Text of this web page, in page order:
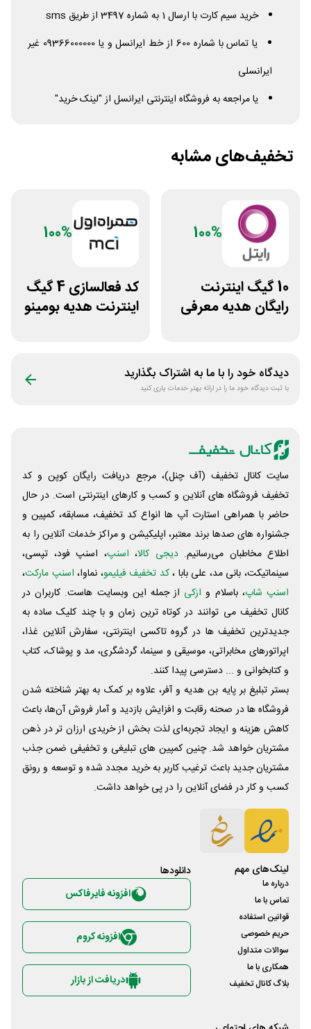
خرید سیم کارت با ارسال 1 به شماره 3497 از طریق
sms
یا تماس با شماره 600 از خط ایرانسل و یا 09366000000 غیر
ایرانسلی
یا مراجعه به فروشگاه اینترنتی ایرانسل از "لینک خرید"
تخفیف‌های مشابه
100%
10 گیگ اینترنت
رایگان هدیه معرفی
100%
کد فعالسازی 4 گیگ
اینترنت هدیه بومینو
دیدگاه خود را با ما به اشتراک بگذارید
با ثبت دیدگاه خود ما را در ارائه بهتر خدمات یاری کنید
سایت کانال تخفیف (آف چنل)، مرجع دریافت رایگان کوپن و کد
تخفیف فروشگاه های آنلاین و کسب و‌ کارهای اینترنتی است. در حال
حاضر با همراهی استارت آپ ها انواع کد تخفیف، مسابقه، کمپین و
جشنواره های صدها برند معتبر، اپلیکیشن و مراکز خدمات آنلاین را به
اطلاع مخاطبان می‌رسانیم. دیجی کالا، اسنپ، اسنپ فود، تپسی،
سینماتیکت، بانی مد، علی‌ بابا ،کد تخفیف فیلیمو، نماوا، اسنپ مارکت،
اسنپ شاپ، باسلام و ازکی از جمله این وبسایت ‌هاست. کاربران در
کانال تخفیف می توانند در کوتاه ترین زمان و با چند کلیک ساده به
جدیدترین تخفیف ها در گروه تاکسی اینترنتی، سفارش آنلاین غذا،
اپراتورهای مخابراتی، موسیقی و سینما، گردشگری، مد و پوشاک، کتاب
و کتابخوانی و ... دسترسی پیدا کنند.
بستر تبلیغ بر پایه بن هدیه و آفر، علاوه بر کمک به بهتر شناخته شدن
فروشگاه ها در صحنه رقابت و افزایش بازدید و آمار فروش آن‌ها، باعث
کاهش هزینه و ایجاد تجربه‌ای لذت بخش از خریدی ارزان تر در ذهن
مشتریان خواهد شد. چنین کمپین های تبلیغی و تخفیفی ضمن جذب
مشتریان جدید باعث ترغیب کاربر به خرید مجدد شده و توسعه و رونق
کسب و کار در فضای آنلاین را در پی خواهد داشت.
لینک‌های مهم
درباره ما
تماس با ما
قوانین استفاده
حریم خصوصی
سوالات متداول
همکاری با ما
بلاگ کانال تخفیف
دانلود‌ها
افزونه فایرفاکس
افزونه کروم
دریافت از بازار